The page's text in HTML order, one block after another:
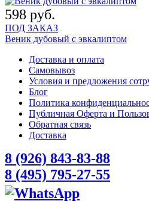
598 руб.
ПОД ЗАКАЗ
Веник дубовый с эвкалиптом
Доставка и оплата
Самовывоз
Условия и предложения
Блог
Политика
Публичная Оферта и
Обратная связь
Доставка
8 (926) 843-83-88
8 (495) 795-27-55